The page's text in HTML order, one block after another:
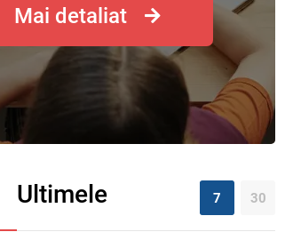
Mai detaliat
Ultimele 7 30